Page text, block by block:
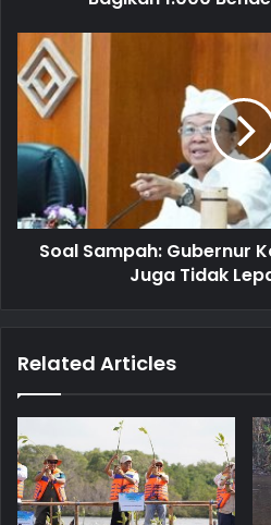
s
Soal Sampah: Gubernur
Juga Tidak
Related Articles